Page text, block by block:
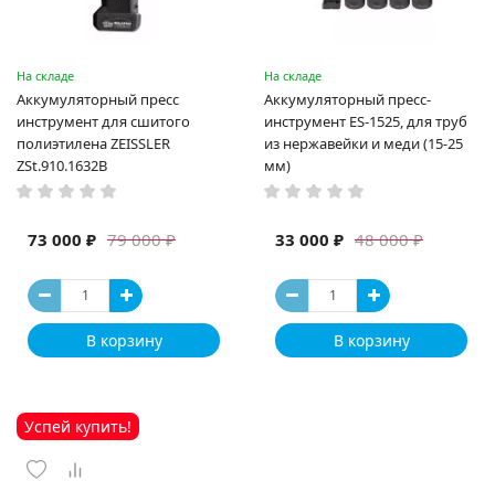
На складе
Аккумуляторный пресс
инструмент для сшитого
полиэтилена ZEISSLER
ZSt.910.1632B
79 000 ₽
73 000 ₽
В корзину
На складе
Аккумуляторный пресс-
инструмент ES-1525, для труб
из нержавейки и меди (15-25
мм)
48 000 ₽
33 000 ₽
В корзину
Успей купить!